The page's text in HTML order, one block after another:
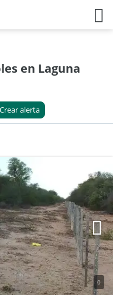
en Laguna
Crear alerta
0